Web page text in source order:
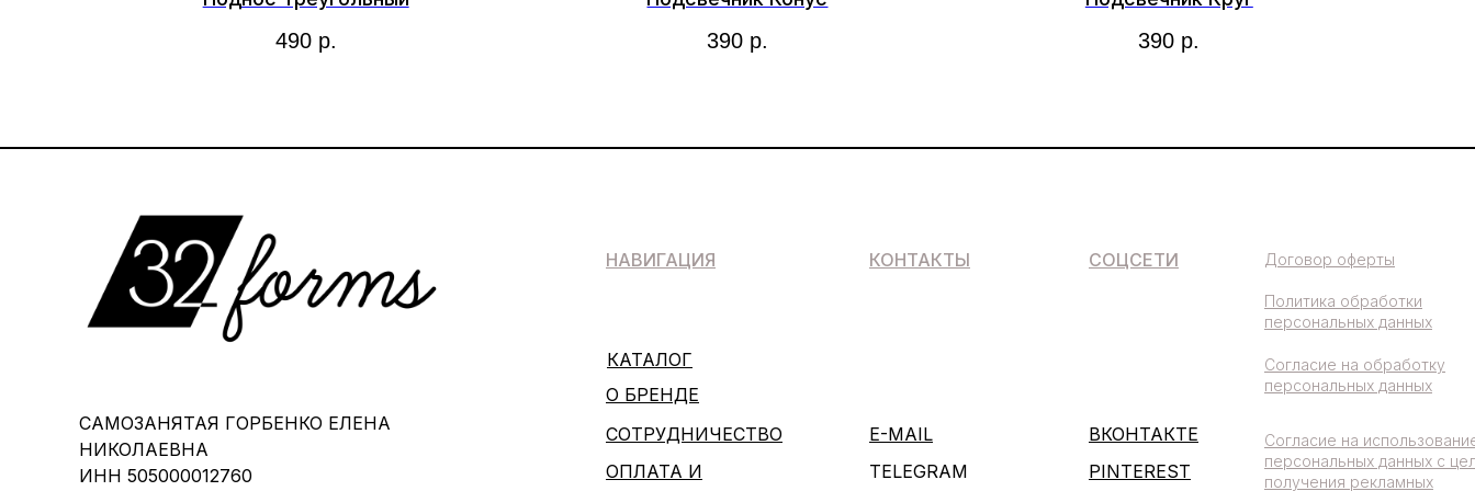
490 р. 390 р. 390 р.
САМОЗАНЯТАЯ ГОРБЕНКО ЕЛЕНА
НИКОЛАЕВНА
ИНН 505000012760
КАТАЛОГ
НАВИГАЦИЯ КОНТАКТЫ СОЦСЕТИ
ОПЛАТА И
СОТРУДНИЧЕСТВО
О БРЕНДЕ
E-MAIL
TELEGRAM
ВКОНТАКТЕ
PINTEREST
Договор оферты
Политика обработки
персональных данных
Согласие на обработку
персональных данных
Согласие на
персональных данных с
получения рекламных